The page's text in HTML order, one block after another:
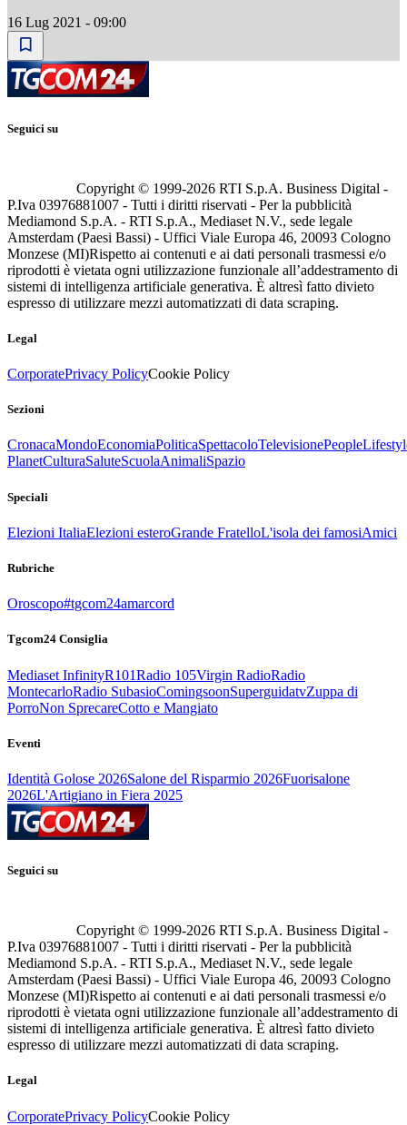
16 Lug 2021 - 09:00
Seguici su
Copyright © 1999-2026 RTI S.p.A. Business Digital -
P.Iva 03976881007 - Tutti i diritti riservati - Per la pubblicità
Mediamond S.p.A. - RTI S.p.A., Mediaset N.V., sede legale
Amsterdam (Paesi Bassi) - Uffici Viale Europa 46, 20093 Cologno
Monzese (MI)Rispetto ai contenuti e ai dati personali trasmessi e/o
riprodotti è vietata ogni utilizzazione funzionale all’addestramento di
sistemi di intelligenza artificiale generativa. È altresì fatto divieto
espresso di utilizzare mezzi automatizzati di data scraping.
Legal
CorporatePrivacy PolicyCookie Policy
Sezioni
CronacaMondoEconomiaPoliticaSpettacoloTelevisionePeople
PlanetCulturaSaluteScuolaAnimaliSpazio
Speciali
Elezioni ItaliaElezioni esteroGrande FratelloL'isola dei famosiAmici
Rubriche
Oroscopo#tgcom24amarcord
Tgcom24 Consiglia
Mediaset InfinityR101Radio 105Virgin RadioRadio
MontecarloRadio SubasioComingsoonSuperguidatvZuppa di
PorroNon SprecareCotto e Mangiato
Eventi
Identità Golose 2026Salone del Risparmio 2026Fuorisalone
2026L'Artigiano in Fiera 2025
Seguici su
Copyright © 1999-2026 RTI S.p.A. Business Digital -
P.Iva 03976881007 - Tutti i diritti riservati - Per la pubblicità
Mediamond S.p.A. - RTI S.p.A., Mediaset N.V., sede legale
Amsterdam (Paesi Bassi) - Uffici Viale Europa 46, 20093 Cologno
Monzese (MI)Rispetto ai contenuti e ai dati personali trasmessi e/o
riprodotti è vietata ogni utilizzazione funzionale all’addestramento di
sistemi di intelligenza artificiale generativa. È altresì fatto divieto
espresso di utilizzare mezzi automatizzati di data scraping.
Legal
CorporatePrivacy PolicyCookie Policy